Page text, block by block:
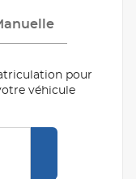
pour
véhicule